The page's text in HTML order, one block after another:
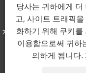
저작권 © 2022 Wenzhou
네이팅 기계, Uv
Links
Sitemap
당사는 귀하에게
고, 사이트 트래픽
화하기 위해 쿠키
이용함으로써 귀하
의하게 됩니다.